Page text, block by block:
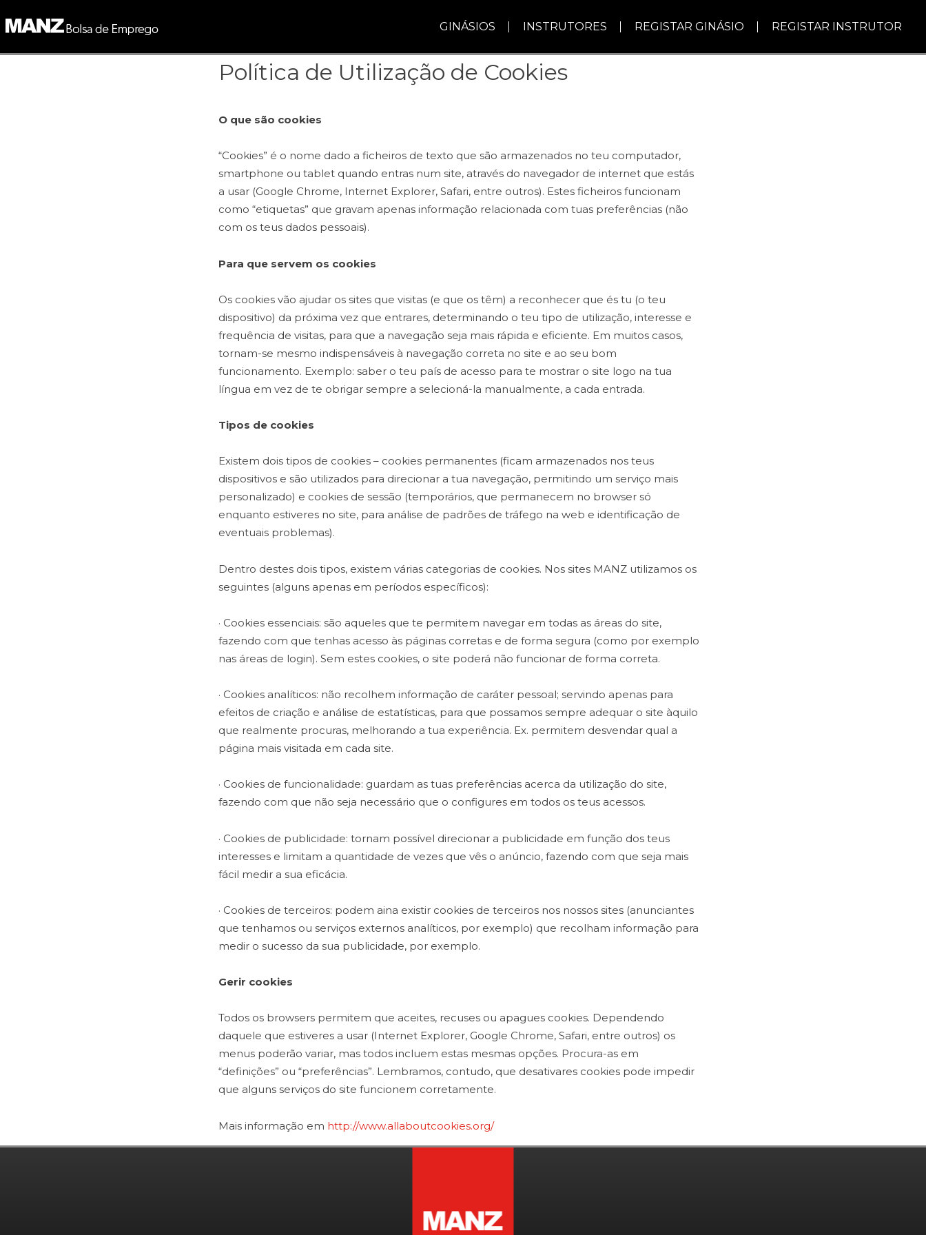
to
GINÁSIOS INSTRUTORES REGISTAR GINÁSIO REGISTAR INSTRUTOR
Política de Utilização de Cookies
O que são cookies
“Cookies” é o nome dado a ficheiros de texto que são armazenados no teu computador,
smartphone ou tablet quando entras num site, através do navegador de internet que estás
a usar (Google Chrome, Internet Explorer, Safari, entre outros). Estes ficheiros funcionam
como “etiquetas” que gravam apenas informação relacionada com tuas preferências (não
com os teus dados pessoais).
Para que servem os cookies
Os cookies vão ajudar os sites que visitas (e que os têm) a reconhecer que és tu (o teu
dispositivo) da próxima vez que entrares, determinando o teu tipo de utilização, interesse e
frequência de visitas, para que a navegação seja mais rápida e eficiente. Em muitos casos,
tornam-se mesmo indispensáveis à navegação correta no site e ao seu bom
funcionamento. Exemplo: saber o teu país de acesso para te mostrar o site logo na tua
língua em vez de te obrigar sempre a selecioná-la manualmente, a cada entrada.
Tipos de cookies
Existem dois tipos de cookies – cookies permanentes (ficam armazenados nos teus
dispositivos e são utilizados para direcionar a tua navegação, permitindo um serviço mais
personalizado) e cookies de sessão (temporários, que permanecem no browser só
enquanto estiveres no site, para análise de padrões de tráfego na web e identificação de
eventuais problemas).
Dentro destes dois tipos, existem várias categorias de cookies. Nos sites MANZ utilizamos os
seguintes (alguns apenas em períodos específicos):
· Cookies essenciais: são aqueles que te permitem navegar em todas as áreas do site,
fazendo com que tenhas acesso às páginas corretas e de forma segura (como por exemplo
nas áreas de login). Sem estes cookies, o site poderá não funcionar de forma correta.
· Cookies analíticos: não recolhem informação de caráter pessoal; servindo apenas para
efeitos de criação e análise de estatísticas, para que possamos sempre adequar o site àquilo
que realmente procuras, melhorando a tua experiência. Ex. permitem desvendar qual a
página mais visitada em cada site.
· Cookies de funcionalidade: guardam as tuas preferências acerca da utilização do site,
fazendo com que não seja necessário que o configures em todos os teus acessos.
· Cookies de publicidade: tornam possível direcionar a publicidade em função dos teus
interesses e limitam a quantidade de vezes que vês o anúncio, fazendo com que seja mais
fácil medir a sua eficácia.
· Cookies de terceiros: podem aina existir cookies de terceiros nos nossos sites (anunciantes
que tenhamos ou serviços externos analíticos, por exemplo) que recolham informação para
medir o sucesso da sua publicidade, por exemplo.
Gerir cookies
Todos os browsers permitem que aceites, recuses ou apagues cookies. Dependendo
daquele que estiveres a usar (Internet Explorer, Google Chrome, Safari, entre outros) os
menus poderão variar, mas todos incluem estas mesmas opções. Procura-as em
“definições” ou “preferências”. Lembramos, contudo, que desativares cookies pode impedir
que alguns serviços do site funcionem corretamente.
Mais informação em http://www.allaboutcookies.org/